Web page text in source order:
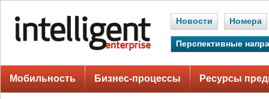
Новости Номера
Перспективные
Мобильность Бизнес-процессы Ресурсы